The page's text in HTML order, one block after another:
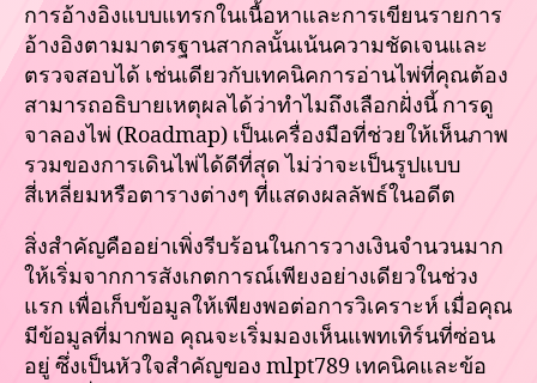
การอ้างอิงแบบแทรกในเนื้อหาและการเขียนรายการ
อ้างอิงตามมาตรฐานสากลนั้นเน้นความชัดเจนและ
ตรวจสอบได้ เช่นเดียวกับเทคนิคการอ่านไพ่ที่คุณต้อง
สามารถอธิบายเหตุผลได้ว่าทำไมถึงเลือกฝั่งนี้ การดู
จาลองไพ่ (Roadmap) เป็นเครื่องมือที่ช่วยให้เห็นภาพ
รวมของการเดินไพ่ได้ดีที่สุด ไม่ว่าจะเป็นรูปแบบ
สี่เหลี่ยมหรือตารางต่างๆ ที่แสดงผลลัพธ์ในอดีต
สิ่งสำคัญคืออย่าเพิ่งรีบร้อนในการวางเงินจำนวนมาก
ให้เริ่มจากการสังเกตการณ์เพียงอย่างเดียวในช่วง
แรก เพื่อเก็บข้อมูลให้เพียงพอต่อการวิเคราะห์ เมื่อคุณ
มีข้อมูลที่มากพอ คุณจะเริ่มมองเห็นแพทเทิร์นที่ซ่อน
อยู่ ซึ่งเป็นหัวใจสำคัญของ mlpt789 เทคนิคและข้อ